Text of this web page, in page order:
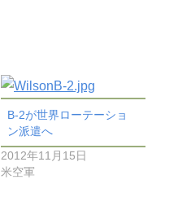
B-2が世界ローテーショ
ン派遣へ
2012年11月15日
米空軍